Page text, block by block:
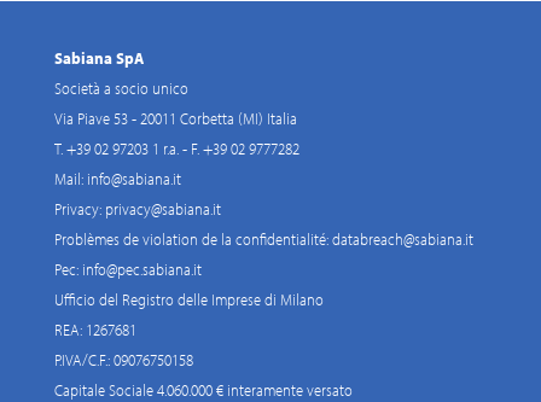
Sabiana SpA
Società a socio unico
Via Piave 53 - 20011 Corbetta (MI) Italia
T. +39 02 97203 1 r.a. - F. +39 02 9777282
Mail: info@sabiana.it
Privacy: privacy@sabiana.it
Problèmes de violation de la confidentialité:databreach@sabiana.it
Pec: info@pec.sabiana.it
Ufficio del Registro delle Imprese di Milano
REA: 1267681
P.IVA/C.F.: 09076750158
Capitale Sociale 4.060.000 € interamente versato